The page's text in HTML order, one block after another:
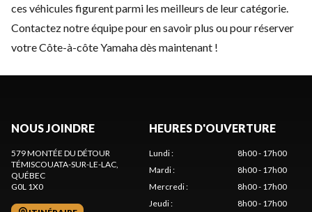
ces véhicules figurent parmi les meilleurs de leur catégorie.
Contactez notre équipepour en savoir plus ou pour réserver
votre Côte-à-côte Yamaha dès maintenant !
NOUS JOINDRE
579 MONTÉE DU DÉTOUR
TÉMISCOUATA-SUR-LE-LAC,
QUÉBEC
G0L 1X0
HEURES D'OUVERTURE
Lundi:
8h00 - 17h00
Mardi:
8h00 - 17h00
Mercredi:
8h00 - 17h00
Jeudi: 8h00 - 17h00